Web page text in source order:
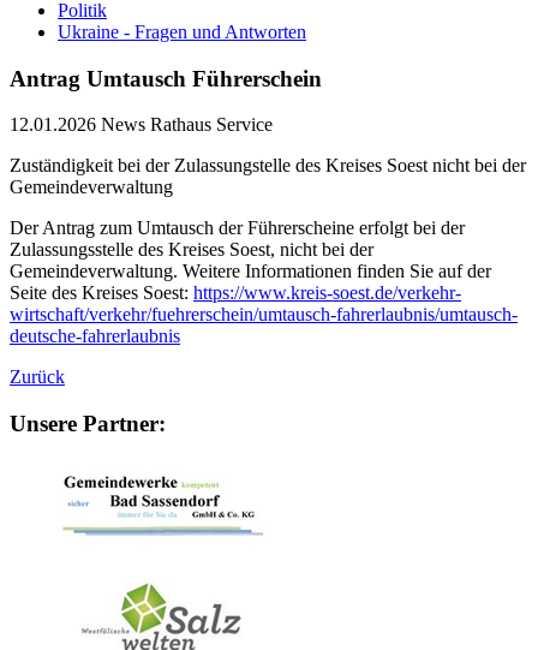
Politik
Ukraine - Fragen und Antworten
Antrag Umtausch Führerschein
12.01.2026 News Rathaus Service
Zuständigkeit bei der Zulassungstelle des Kreises Soest nicht bei der
Gemeindeverwaltung
Der Antrag zum Umtausch der Führerscheine erfolgt bei der
Zulassungsstelle des Kreises Soest, nicht bei der
Gemeindeverwaltung. Weitere Informationen finden Sie auf der
Seite des Kreises Soest: https://www.kreis-soest.de/verkehr-
wirtschaft/verkehr/fuehrerschein/umtausch-fahrerlaubnis/umtausch-
deutsche-fahrerlaubnis
Zurück
Unsere Partner: